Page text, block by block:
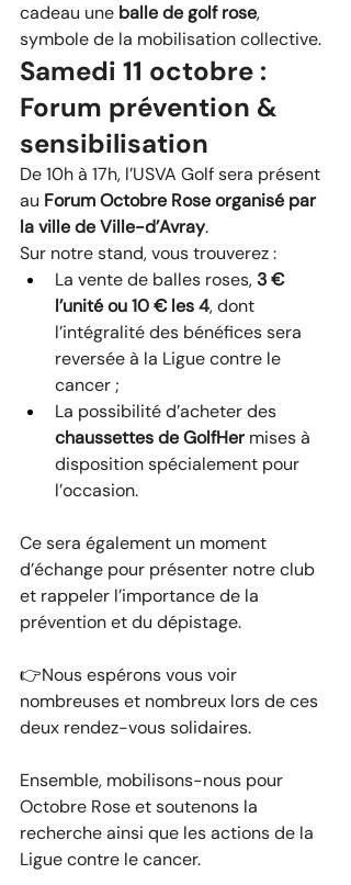
cadeau une balle de golf rose,
symbole de la mobilisation collective.
Samedi 11 octobre :
Forum prévention &
sensibilisation
De 10h à 17h, l’USVA Golf sera présent
au Forum Octobre Rose organisé par
la ville de Ville-d’Avray.
Sur notre stand, vous trouverez :
La vente de balles roses, 3 €
l’unité ou 10 € les 4, dont
l’intégralité des bénéfices sera
reversée à la Ligue contre le
cancer ;
La possibilité d’acheter des
chaussettes de GolfHer mises à
disposition spécialement pour
l’occasion.
Ce sera également un moment
d’échange pour présenter notre club
et rappeler l’importance de la
prévention et du dépistage.
👉​Nous espérons vous voir
nombreuses et nombreux lors de ces
deux rendez-vous solidaires.
Ensemble, mobilisons-nous pour
Octobre Rose et soutenons la
recherche ainsi que les actions de la
Ligue contre le cancer.